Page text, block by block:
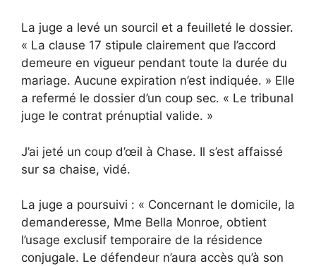
La juge a levé un sourcil et a feuilleté le dossier.
« La clause 17 stipule clairement que l’accord
demeure en vigueur pendant toute la durée du
mariage. Aucune expiration n’est indiquée. » Elle
a refermé le dossier d’un coup sec. « Le tribunal
juge le contrat prénuptial valide. »
J’ai jeté un coup d’œil à Chase. Il s’est affaissé
sur sa chaise, vidé.
La juge a poursuivi : « Concernant le domicile, la
demanderesse, Mme Bella Monroe, obtient
l’usage exclusif temporaire de la résidence
conjugale. Le défendeur n’aura accès qu’à son